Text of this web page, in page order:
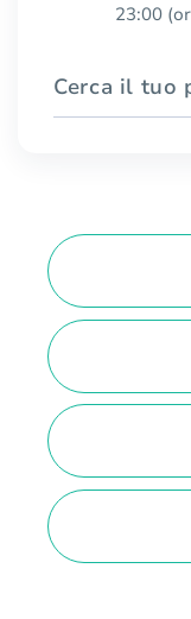
23:00
Cerca il tuo